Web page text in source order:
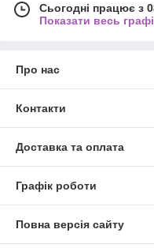
Сьогодні працює з
Показати весь
Про нас
Контакти
Доставка та оплата
Графік роботи
Повна версія сайту